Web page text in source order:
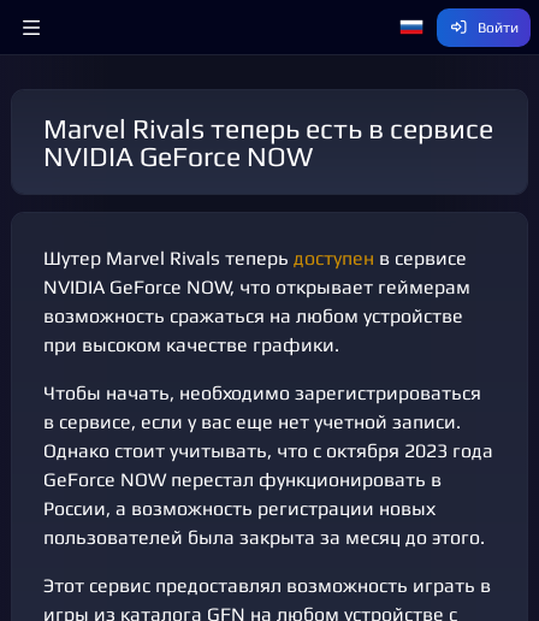
Войти
Marvel Rivals теперь есть в сервисе
NVIDIA GeForce NOW
Шутер Marvel Rivals теперь доступен в сервисе
NVIDIA GeForce NOW, что открывает геймерам
возможность сражаться на любом устройстве
при высоком качестве графики.
Чтобы начать, необходимо зарегистрироваться
в сервисе, если у вас еще нет учетной записи.
Однако стоит учитывать, что с октября 2023 года
GeForce NOW перестал функционировать в
России, а возможность регистрации новых
пользователей была закрыта за месяц до этого.
Этот сервис предоставлял возможность играть в
игры из каталога GFN на любом устройстве с